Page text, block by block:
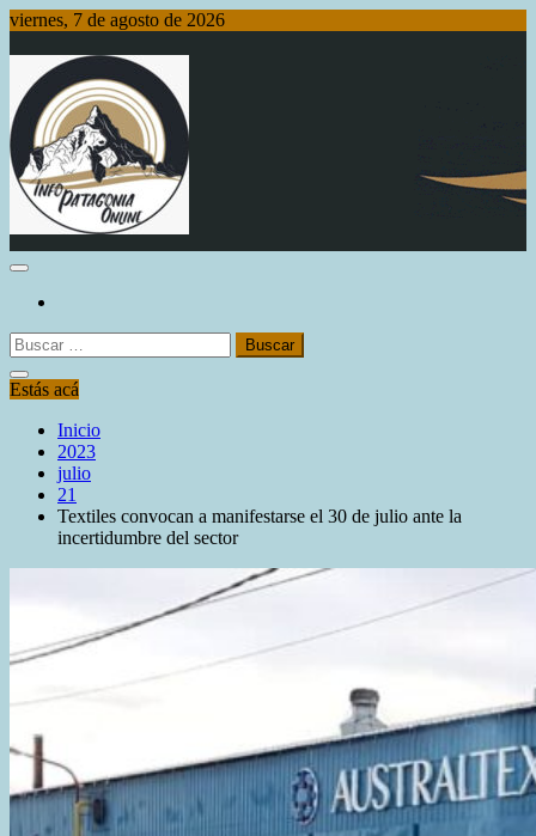
Saltar
contenido
viernes, 7 de agosto de 2026
Info Patagonia Online
Buscar:
Estás acá
Inicio
2023
julio
21
Textiles convocan a manifestarse el 30 de julio ante la
incertidumbre del sector